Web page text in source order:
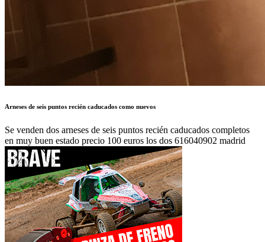
Autor:
106 LEYENDA URBANA
Publicado en:
Ropa y seguridad /Monos de competición
Publicado el:
04-Feb-2018 15:02
Referencia:
700660
Visualizaciones: 1660
Provincia: